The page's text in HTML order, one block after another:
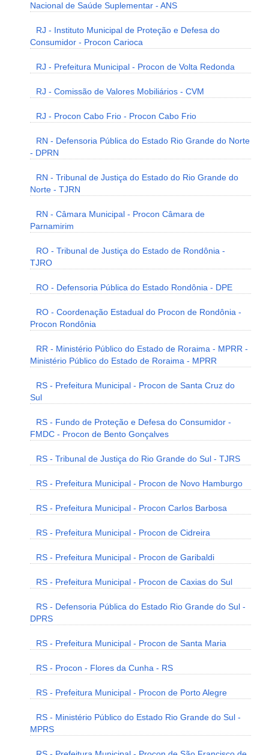
Nacional de Saúde Suplementar - ANS
RJ - Instituto Municipal de Proteção e Defesa do
Consumidor - Procon Carioca
RJ - Prefeitura Municipal - Procon de Volta Redonda
RJ - Comissão de Valores Mobiliários - CVM
RJ - Procon Cabo Frio - Procon Cabo Frio
RN - Defensoria Pública do Estado Rio Grande do Norte
- DPRN
RN - Tribunal de Justiça do Estado do Rio Grande do
Norte - TJRN
RN - Câmara Municipal - Procon Câmara de
Parnamirim
RO - Tribunal de Justiça do Estado de Rondônia -
TJRO
RO - Defensoria Pública do Estado Rondônia - DPE
RO - Coordenação Estadual do Procon de Rondônia -
Procon Rondônia
RR - Ministério Público do Estado de Roraima - MPRR -
Ministério Público do Estado de Roraima - MPRR
RS - Prefeitura Municipal - Procon de Santa Cruz do
Sul
RS - Fundo de Proteção e Defesa do Consumidor -
FMDC - Procon de Bento Gonçalves
RS - Tribunal de Justiça do Rio Grande do Sul - TJRS
RS - Prefeitura Municipal - Procon de Novo Hamburgo
RS - Prefeitura Municipal - Procon Carlos Barbosa
RS - Prefeitura Municipal - Procon de Cidreira
RS - Prefeitura Municipal - Procon de Garibaldi
RS - Prefeitura Municipal - Procon de Caxias do Sul
RS - Defensoria Pública do Estado Rio Grande do Sul -
DPRS
RS - Prefeitura Municipal - Procon de Santa Maria
RS - Procon - Flores da Cunha - RS
RS - Prefeitura Municipal - Procon de Porto Alegre
RS - Ministério Público do Estado Rio Grande do Sul -
MPRS